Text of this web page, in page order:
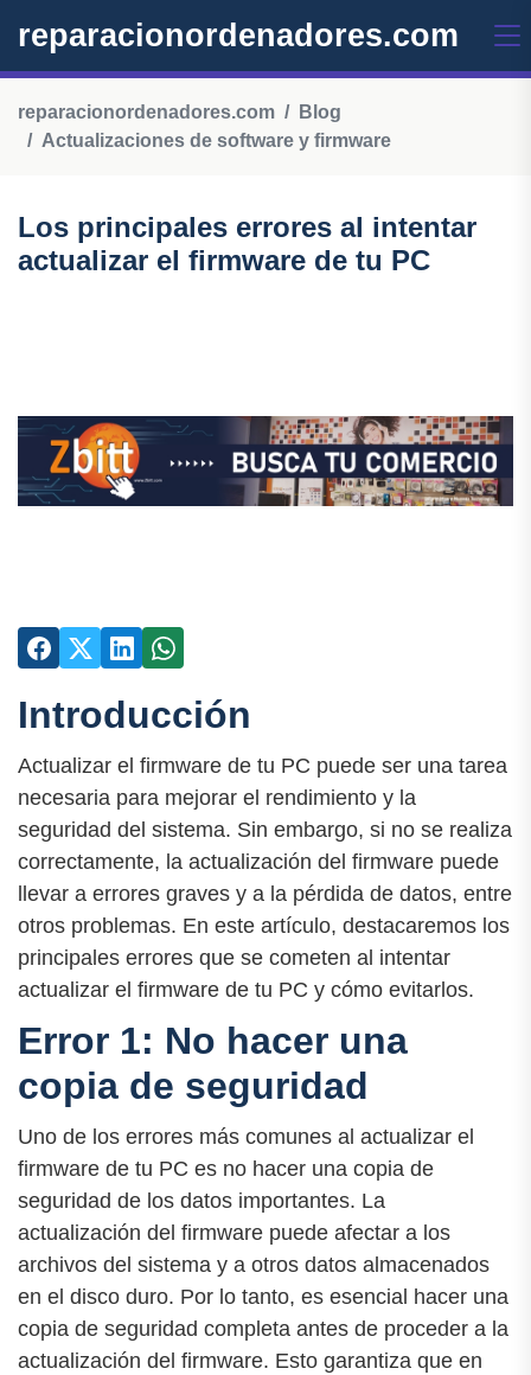
reparacionordenadores.com
reparacionordenadores.com
Blog
Actualizaciones de software y firmware
Los principales errores al intentar
actualizar el firmware de tu PC
Introducción
Actualizar el firmware de tu PC puede ser una tarea
necesaria para mejorar el rendimiento y la
seguridad del sistema. Sin embargo, si no se realiza
correctamente, la actualización del firmware puede
llevar a errores graves y a la pérdida de datos, entre
otros problemas. En este artículo, destacaremos los
principales errores que se cometen al intentar
actualizar el firmware de tu PC y cómo evitarlos.
Error 1: No hacer una
copia de seguridad
Uno de los errores más comunes al actualizar el
firmware de tu PC es no hacer una copia de
seguridad de los datos importantes. La
actualización del firmware puede afectar a los
archivos del sistema y a otros datos almacenados
en el disco duro. Por lo tanto, es esencial hacer una
copia de seguridad completa antes de proceder a la
actualización del firmware. Esto garantiza que en